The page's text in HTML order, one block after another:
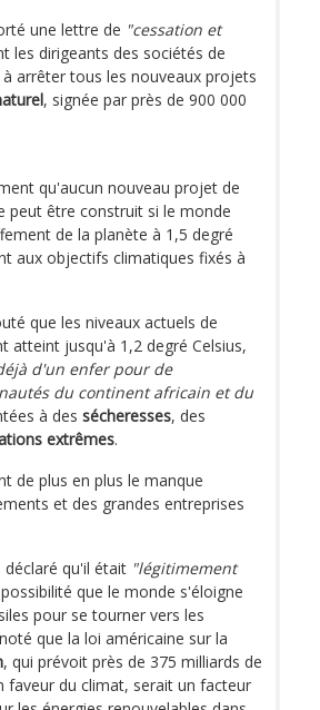
une lettre de "cessation et
les dirigeants des sociétés de
arrêter tous les nouveaux projets
, signée par près de 900 000
qu'aucun nouveau projet de
peut être construit si le monde
de la planète à 1,5 degré
aux objectifs climatiques fixés à
que les niveaux actuels de
atteint jusqu'à 1,2 degré Celsius,
d'un enfer pour de
du continent africain et du
à des sécheresses, des
extrêmes.
de plus en plus le manque
et des grandes entreprises
qu'il était "légitimement
que le monde s'éloigne
pour se tourner vers les
que la loi américaine sur la
, qui prévoit près de 375 milliards de
faveur du climat, serait un facteur